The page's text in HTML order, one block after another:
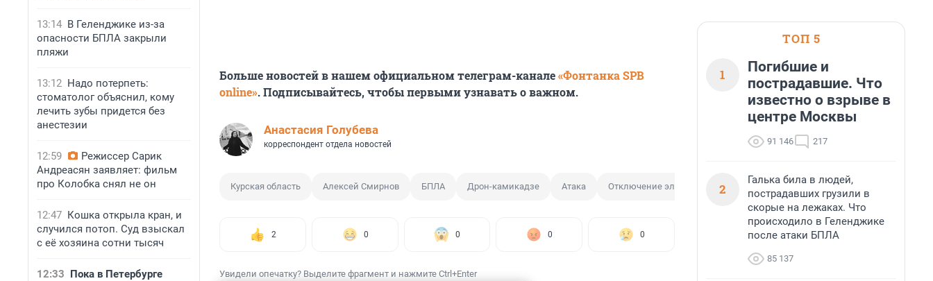
13:14 В Геленджике из-за
опасности БПЛА закрыли
пляжи
13:12 Надо потерпеть:
стоматолог объяснил, кому
лечить зубы придется без
анестезии
12:59
Режиссер Сарик
Андреасян заявляет: фильм
про Колобка снял не он
12:47 Кошка открыла кран, и
случился потоп. Суд взыскал
с её хозяина сотни тысяч
12:33 Пока в Петербурге
Больше новостей в нашем официальном телеграм-канале«Фонтанка SPB
online». Подписывайтесь, чтобы первыми узнавать о важном.
Анастасия Голубева
корреспондент отдела новостей
Курская область Алексей Смирнов БПЛА Дрон-камикадзе Атака Отключение электроэнергии
2 0 0 0 0
Увидели опечатку? Выделите фрагмент и нажмите Ctrl+Enter
ТОП 5
1
Погибшие и
пострадавшие. Что
известно о взрыве в
центре Москвы
91 146 217
2
Галька била в людей,
пострадавших грузили в
скорые на лежаках. Что
происходило в Геленджике
после атаки БПЛА
85 137